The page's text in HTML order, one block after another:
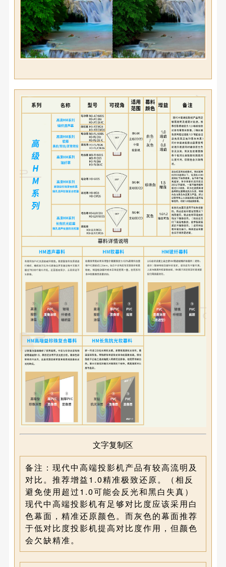
文字复制区
备注： 现代中高端投影机产品有较高流明及
对比。推荐增益1.0精准极致还原。（相反
避免使用超过1.0可能会反光和黑白失真）
现代中高端投影机有足够对比度应该采用白
色幕面，精准还原颜色。而灰色的幕面推荐
于低对比度投影机提高对比度作用，但颜色
会欠缺精准。